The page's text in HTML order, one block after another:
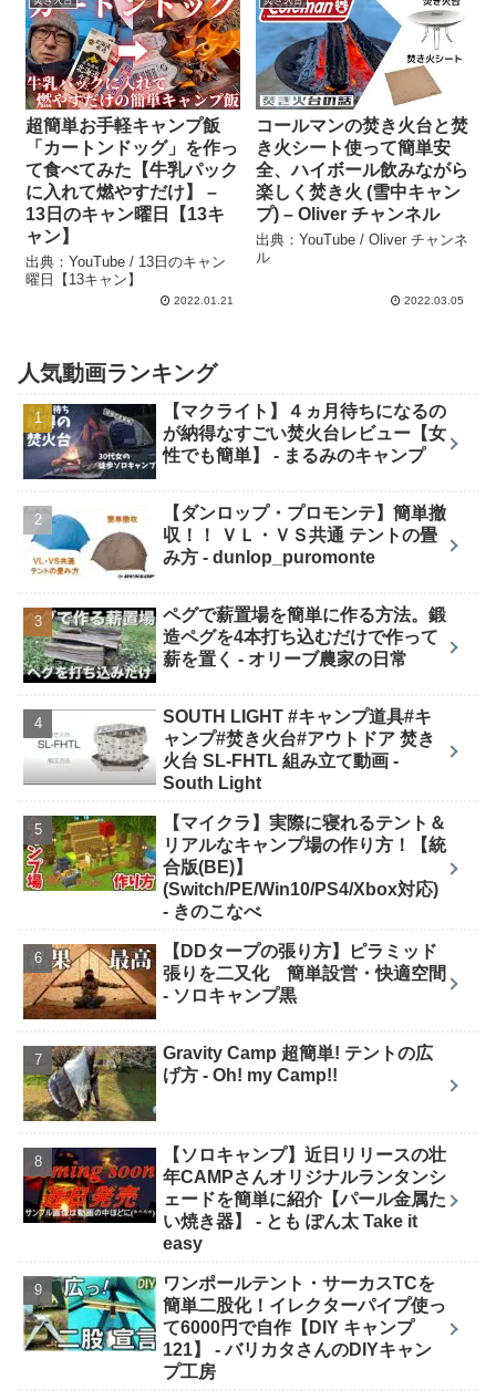
超簡単お手軽キャンプ飯
「カートンドッグ」を作っ
て食べてみた【牛乳パック
に入れて燃やすだけ】 –
13日のキャン曜日【13キ
ャン】
出典：YouTube / 13日のキャン
曜日【13キャン】
2022.01.21
コールマンの焚き火台と焚
き火シート使って簡単安
全、ハイボール飲みながら
楽しく焚き火 (雪中キャン
プ) – Oliver チャンネル
出典：YouTube / Oliver チャンネ
ル
2022.03.05
人気動画ランキング
【マクライト】４ヵ月待ちになるの
が納得なすごい焚火台レビュー【女
性でも簡単】 - まるみのキャンプ
【ダンロップ・プロモンテ】簡単撤
収！！ ＶＬ・ＶＳ共通 テントの畳
み方 - dunlop_puromonte
ペグで薪置場を簡単に作る方法。鍛
造ペグを4本打ち込むだけで作って
薪を置く - オリーブ農家の日常
SOUTH LIGHT #キャンプ道具#キ
ャンプ#焚き火台#アウトドア 焚き
火台 SL-FHTL 組み立て動画 -
South Light
【マイクラ】実際に寝れるテント＆
リアルなキャンプ場の作り方！【統
合版(BE)】
(Switch/PE/Win10/PS4/Xbox対応)
- きのこなべ
【DDタープの張り方】ピラミッド
張りを二又化 簡単設営・快適空間
- ソロキャンプ黒
Gravity Camp 超簡単! テントの広
げ方 - Oh! my Camp!!
【ソロキャンプ】近日リリースの壮
年CAMPさんオリジナルランタンシ
ェードを簡単に紹介【パール金属た
い焼き器】 - とも ぽん太 Take it
easy
ワンポールテント・サーカスTCを
簡単二股化！イレクターパイプ使っ
て6000円で自作【DIY キャンプ
121】 - バリカタさんのDIYキャン
プ工房